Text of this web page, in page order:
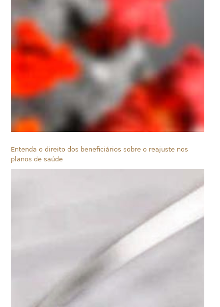
Entenda o direito dos beneficiários sobre o reajuste nos
planos de saúde